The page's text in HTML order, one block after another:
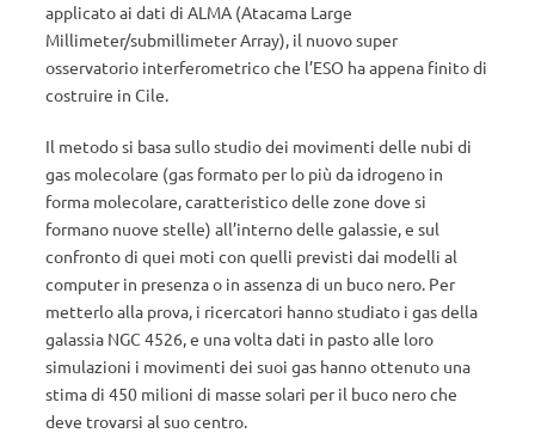
applicato ai dati di ALMA (Atacama Large
Millimeter/submillimeter Array), il nuovo super
osservatorio interferometrico che l’ESO ha appena finito di
costruire in Cile.
Il metodo si basa sullo studio dei movimenti delle nubi di
gas molecolare (gas formato per lo più da idrogeno in
forma molecolare, caratteristico delle zone dove si
formano nuove stelle) all’interno delle galassie, e sul
confronto di quei moti con quelli previsti dai modelli al
computer in presenza o in assenza di un buco nero. Per
metterlo alla prova, i ricercatori hanno studiato i gas della
galassia NGC 4526, e una volta dati in pasto alle loro
simulazioni i movimenti dei suoi gas hanno ottenuto una
stima di 450 milioni di masse solari per il buco nero che
deve trovarsi al suo centro.